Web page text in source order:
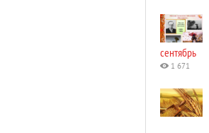
сентябрь
1 671